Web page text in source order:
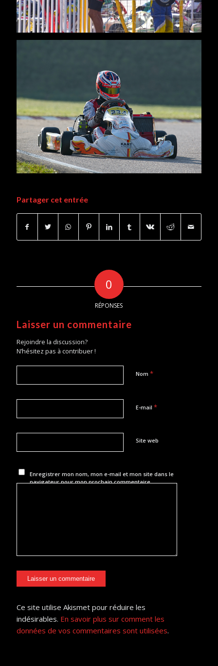
Partager cet entrée
0
RÉPONSES
Laisser un commentaire
Rejoindre la discussion?
N’hésitez pas à contribuer !
Nom *
E-mail *
Site web
Enregistrer mon nom, mon e-mail et mon site dans le
navigateur pour mon prochain commentaire.
Ce site utilise Akismet pour réduire les
indésirables. En savoir plus sur comment les
données de vos commentaires sont utilisées.